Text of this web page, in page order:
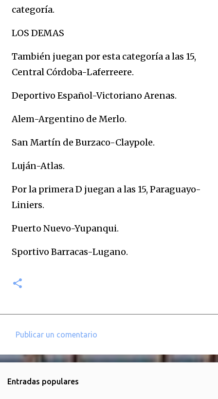
categoría.
LOS DEMAS
También juegan por esta categoría a las 15,
Central Córdoba-Laferreere.
Deportivo Español-Victoriano Arenas.
Alem-Argentino de Merlo.
San Martín de Burzaco-Claypole.
Luján-Atlas.
Por la primera D juegan a las 15, Paraguayo-
Liniers.
Puerto Nuevo-Yupanqui.
Sportivo Barracas-Lugano.
o
e
Publicar un comentario
Entradas populares